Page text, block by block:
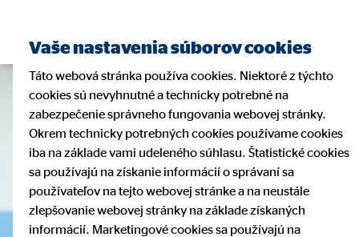
Vaše nastavenia súborov cookies
Táto webová stránka používa cookies. Niektoré z týchto
cookies sú nevyhnutné a technicky potrebné na
zabezpečenie správneho fungovania webovej stránky.
Okrem technicky potrebných cookies používame cookies
iba na základe vami udeleného súhlasu. Štatistické cookies
sa používajú na získanie informácií o správaní sa
používateľov na tejto webovej stránke a na neustále
zlepšovanie webovej stránky na základe získaných
informácií. Marketingové cookies sa používajú na